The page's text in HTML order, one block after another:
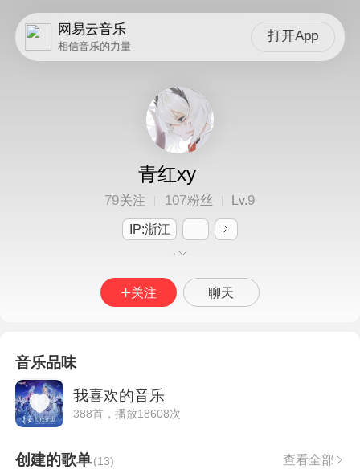
网易云音乐
相信音乐的力量
打开App
青红xy
79关注 107粉丝 Lv.9
IP:浙江
·
关注 聊天
音乐品味
我喜欢的音乐
388首，播放18608次
创建的歌单(13) 查看全部